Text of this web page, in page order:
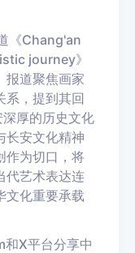
《Chang'an
journey》
报道聚焦画家
系，提到其回
深厚的历史文化
长安文化精神
作为切口，将
代艺术表达连
文化重要承载
和X平台分享中